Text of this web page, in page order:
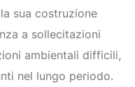
sua costruzione
a sollecitazioni
ambientali difficili,
nel lungo periodo.